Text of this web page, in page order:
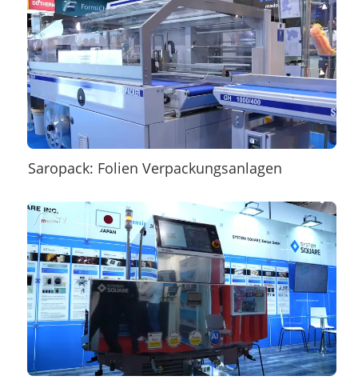
Saropack: Folien Verpackungsanlagen